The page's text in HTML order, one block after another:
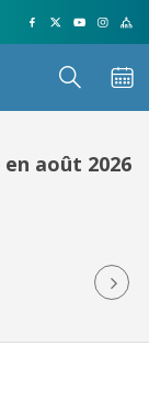
août 2026